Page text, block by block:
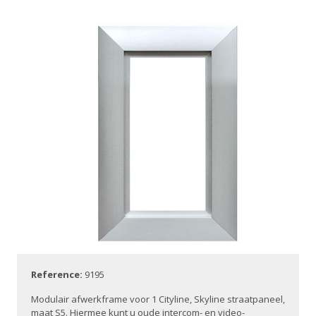
Reference: 9195
Modulair afwerkframe voor 1 Cityline, Skyline straatpaneel,
maat S5. Hiermee kunt u oude intercom- en video-